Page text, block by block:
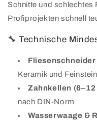
Schnitte und schlechtes
Profiprojekten schnell
🔧 Technische
Keramik und
Zahnkellen (6–12
nach DIN-Norm
Wasserwaage &